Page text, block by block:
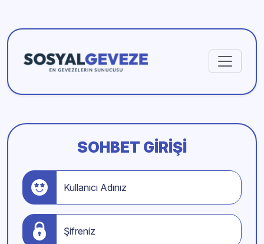
SOHBET GIRIŞI
Kullanıcı Adınız
Şifreniz